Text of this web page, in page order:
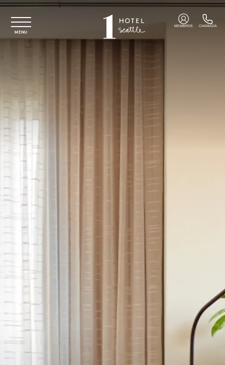
Saltar para o conteúdo principal
MENU
MEMBROS CHAMADA